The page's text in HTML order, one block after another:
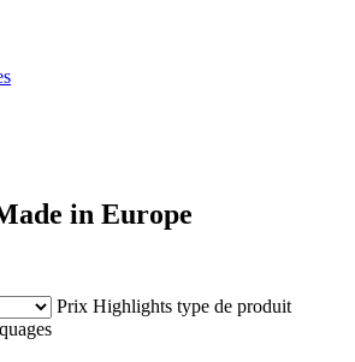
in Europe
Prix Highlights type de produit